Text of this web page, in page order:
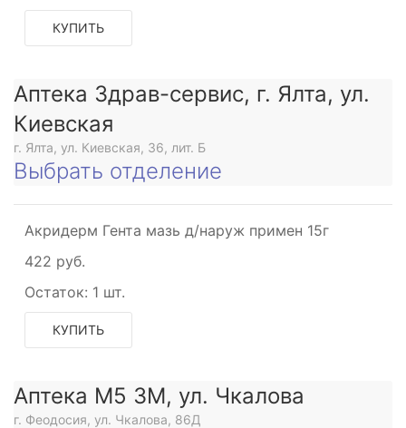
КУПИТЬ
Аптека Здрав-сервис, г. Ялта, ул.
Киевская
г. Ялта, ул. Киевская, 36, лит. Б
Выбрать отделение
Акридерм Гента мазь д/наруж примен 15г
422 руб.
Остаток: 1 шт.
КУПИТЬ
Аптека М5 3М, ул. Чкалова
г. Феодосия, ул. Чкалова, 86Д